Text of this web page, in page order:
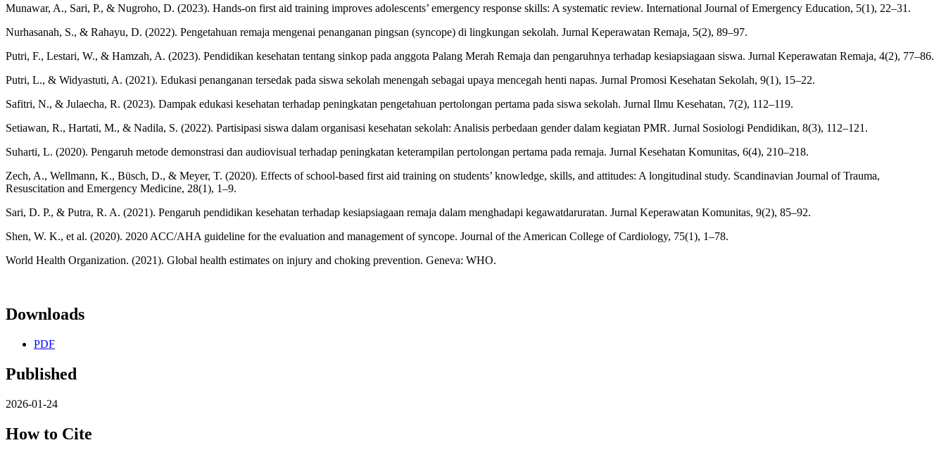
Munawar, A., Sari, P., & Nugroho, D. (2023). Hands-on first aid training improves adolescents’ emergency response skills: A systematic review. International Journal of Emergency Education, 5(1), 22–31.
Nurhasanah, S., & Rahayu, D. (2022). Pengetahuan remaja mengenai penanganan pingsan (syncope) di lingkungan sekolah. Jurnal Keperawatan Remaja, 5(2), 89–97.
Putri, F., Lestari, W., & Hamzah, A. (2023). Pendidikan kesehatan tentang sinkop pada anggota Palang Merah Remaja dan pengaruhnya terhadap kesiapsiagaan siswa. Jurnal Keperawatan Remaja, 4(2), 77–86.
Putri, L., & Widyastuti, A. (2021). Edukasi penanganan tersedak pada siswa sekolah menengah sebagai upaya mencegah henti napas. Jurnal Promosi Kesehatan Sekolah, 9(1), 15–22.
Safitri, N., & Julaecha, R. (2023). Dampak edukasi kesehatan terhadap peningkatan pengetahuan pertolongan pertama pada siswa sekolah. Jurnal Ilmu Kesehatan, 7(2), 112–119.
Setiawan, R., Hartati, M., & Nadila, S. (2022). Partisipasi siswa dalam organisasi kesehatan sekolah: Analisis perbedaan gender dalam kegiatan PMR. Jurnal Sosiologi Pendidikan, 8(3), 112–121.
Suharti, L. (2020). Pengaruh metode demonstrasi dan audiovisual terhadap peningkatan keterampilan pertolongan pertama pada remaja. Jurnal Kesehatan Komunitas, 6(4), 210–218.
Zech, A., Wellmann, K., Büsch, D., & Meyer, T. (2020). Effects of school-based first aid training on students’ knowledge, skills, and attitudes: A longitudinal study. Scandinavian Journal of Trauma,
Resuscitation and Emergency Medicine, 28(1), 1–9.
Sari, D. P., & Putra, R. A. (2021). Pengaruh pendidikan kesehatan terhadap kesiapsiagaan remaja dalam menghadapi kegawatdaruratan. Jurnal Keperawatan Komunitas, 9(2), 85–92.
Shen, W. K., et al. (2020). 2020 ACC/AHA guideline for the evaluation and management of syncope. Journal of the American College of Cardiology, 75(1), 1–78.
World Health Organization. (2021). Global health estimates on injury and choking prevention. Geneva: WHO.
Downloads
PDF
Published
2026-01-24
How to Cite